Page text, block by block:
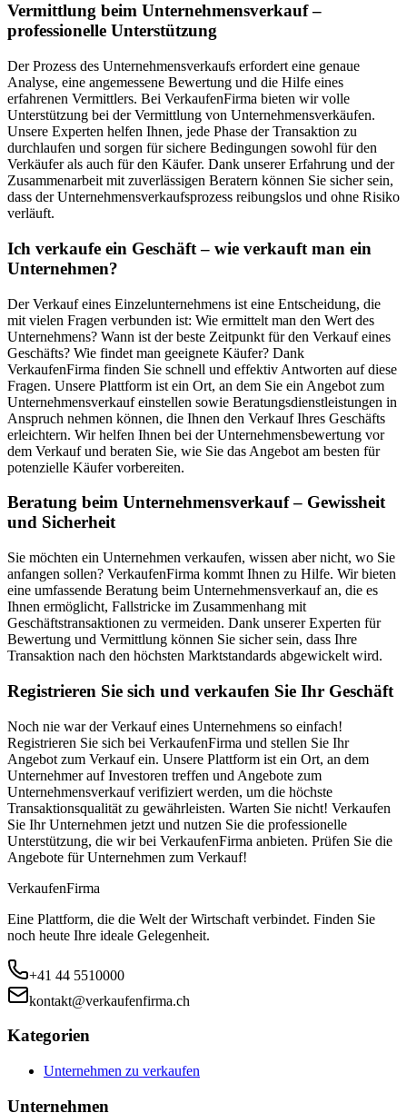
Vermittlung beim Unternehmensverkauf –
professionelle Unterstützung
Der Prozess des Unternehmensverkaufs erfordert eine genaue
Analyse, eine angemessene Bewertung und die Hilfe eines
erfahrenen Vermittlers. Bei VerkaufenFirma bieten wir volle
Unterstützung bei der Vermittlung von Unternehmensverkäufen.
Unsere Experten helfen Ihnen, jede Phase der Transaktion zu
durchlaufen und sorgen für sichere Bedingungen sowohl für den
Verkäufer als auch für den Käufer. Dank unserer Erfahrung und der
Zusammenarbeit mit zuverlässigen Beratern können Sie sicher sein,
dass der Unternehmensverkaufsprozess reibungslos und ohne Risiko
verläuft.
Ich verkaufe ein Geschäft – wie verkauft man ein
Unternehmen?
Der Verkauf eines Einzelunternehmens ist eine Entscheidung, die
mit vielen Fragen verbunden ist: Wie ermittelt man den Wert des
Unternehmens? Wann ist der beste Zeitpunkt für den Verkauf eines
Geschäfts? Wie findet man geeignete Käufer? Dank
VerkaufenFirma finden Sie schnell und effektiv Antworten auf diese
Fragen. Unsere Plattform ist ein Ort, an dem Sie ein Angebot zum
Unternehmensverkauf einstellen sowie Beratungsdienstleistungen in
Anspruch nehmen können, die Ihnen den Verkauf Ihres Geschäfts
erleichtern. Wir helfen Ihnen bei der Unternehmensbewertung vor
dem Verkauf und beraten Sie, wie Sie das Angebot am besten für
potenzielle Käufer vorbereiten.
Beratung beim Unternehmensverkauf – Gewissheit
und Sicherheit
Sie möchten ein Unternehmen verkaufen, wissen aber nicht, wo Sie
anfangen sollen? VerkaufenFirma kommt Ihnen zu Hilfe. Wir bieten
eine umfassende Beratung beim Unternehmensverkauf an, die es
Ihnen ermöglicht, Fallstricke im Zusammenhang mit
Geschäftstransaktionen zu vermeiden. Dank unserer Experten für
Bewertung und Vermittlung können Sie sicher sein, dass Ihre
Transaktion nach den höchsten Marktstandards abgewickelt wird.
Registrieren Sie sich und verkaufen Sie Ihr Geschäft
Noch nie war der Verkauf eines Unternehmens so einfach!
Registrieren Sie sich bei VerkaufenFirma und stellen Sie Ihr
Angebot zum Verkauf ein. Unsere Plattform ist ein Ort, an dem
Unternehmer auf Investoren treffen und Angebote zum
Unternehmensverkauf verifiziert werden, um die höchste
Transaktionsqualität zu gewährleisten. Warten Sie nicht! Verkaufen
Sie Ihr Unternehmen jetzt und nutzen Sie die professionelle
Unterstützung, die wir bei VerkaufenFirma anbieten. Prüfen Sie die
Angebote für Unternehmen zum Verkauf!
VerkaufenFirma
Eine Plattform, die die Welt der Wirtschaft verbindet. Finden Sie
noch heute Ihre ideale Gelegenheit.
+41 44 5510000
kontakt@verkaufenfirma.ch
Kategorien
Unternehmen zu verkaufen
Unternehmen